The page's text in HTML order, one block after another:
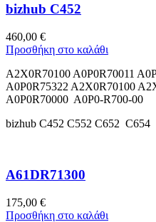
bizhub C452
460,00 €
Προσθήκη στο καλάθι
A2X0R70100 A0P0R70011
A0P0R75322 A2X0R70100
A0P0R70000 A0P0-R700-00
bizhub C452 C552 C652
A61DR71300
175,00 €
Προσθήκη στο καλάθι